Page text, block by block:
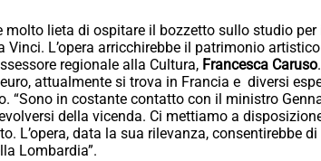
molto lieta di ospitare il bozzetto sullo studio
Vinci. L’opera arricchirebbe il patrimonio
regionale alla Cultura, Francesca Caruso
attualmente si trova in Francia e diversi
“Sono in costante contatto con il ministro
della vicenda. Ci mettiamo a
L’opera, data la sua rilevanza, consentirebbe
Lombardia”.